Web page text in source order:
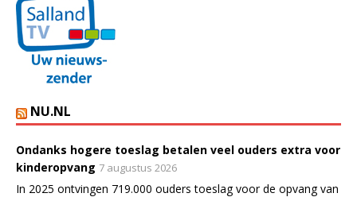
NU.NL
Ondanks hogere toeslag betalen veel ouders extra voor
kinderopvang 7 augustus 2026
In 2025 ontvingen 719.000 ouders toeslag voor de opvang van